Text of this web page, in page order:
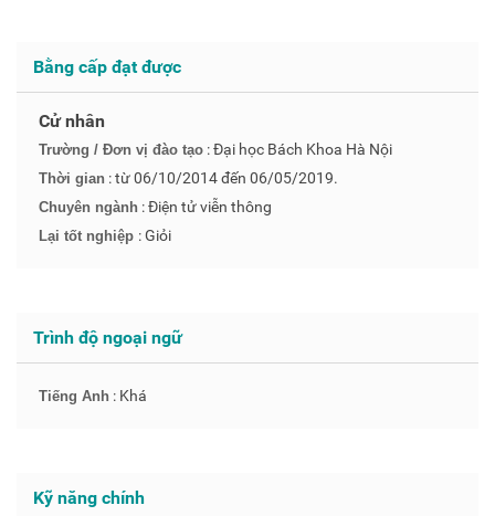
Bằng cấp đạt được
Cử nhân
Trường / Đơn vị đào tạo : Đại học Bách Khoa Hà Nội
Thời gian : từ 06/10/2014 đến 06/05/2019.
Chuyên ngành : Điện tử viễn thông
Lại tốt nghiệp : Giỏi
Trình độ ngoại ngữ
Tiếng Anh : Khá
Kỹ năng chính